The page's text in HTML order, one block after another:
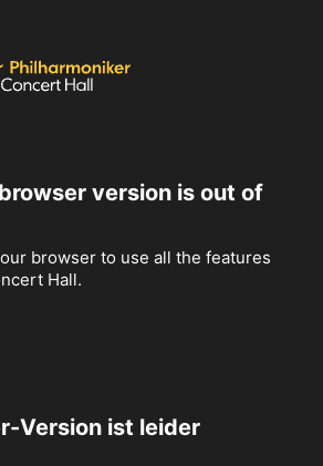
version is out of
browser to use all the features
Hall.
Version ist leider